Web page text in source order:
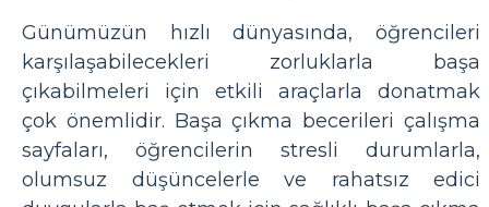
Günümüzün hızlı dünyasında, öğrencileri
karşılaşabilecekleri zorluklarla başa
çıkabilmeleri için etkili araçlarla donatmak
çok önemlidir. Başa çıkma becerileri çalışma
sayfaları, öğrencilerin stresli durumlarla,
olumsuz düşüncelerle ve rahatsız edici